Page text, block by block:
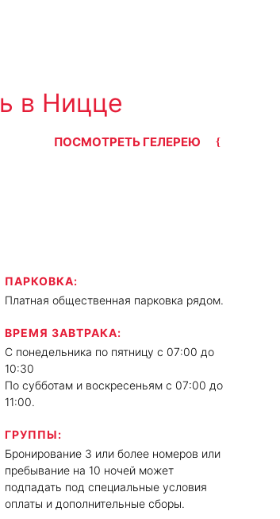
в Ницце
ПОСМОТРЕТЬ ГЕЛЕРЕЮ
ПАРКОВКА:
Платная общественная парковка рядом.
ВРЕМЯ ЗАВТРАКА:
С понедельника по пятницу с 07:00 до
10:30
По субботам и воскресеньям с 07:00 до
11:00.
ГРУППЫ:
Бронирование 3 или более номеров или
пребывание на 10 ночей может
подпадать под специальные условия
оплаты и дополнительные сборы.